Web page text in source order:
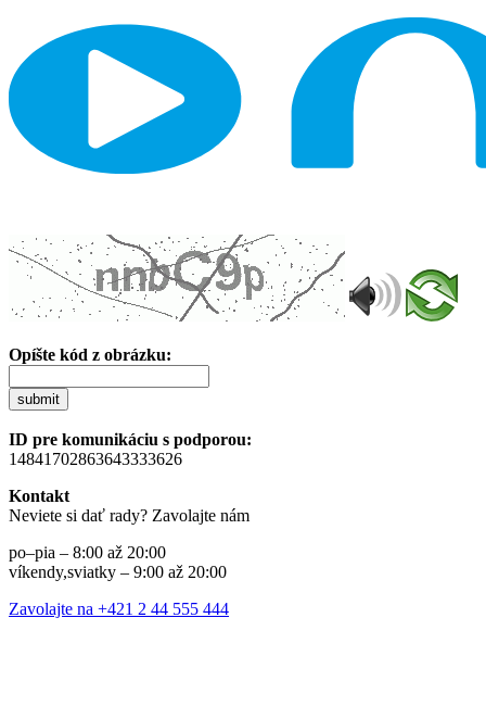
Opíšte kód z obrázku:
submit
ID pre komunikáciu s podporou:
14841702863643333626
Kontakt
Neviete si dať rady? Zavolajte nám
po–pia – 8:00 až 20:00
víkendy,sviatky – 9:00 až 20:00
Zavolajte na +421 2 44 555 444